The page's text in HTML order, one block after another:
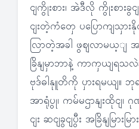
ငျကွိုးစား၊ အဲဒီလို ကွိုးစားခွ
ငျးတဲ့ကံတှေ ပပြောကျသှား
လြာတဲ့အခါ ဖွဈလာမယ့ျ
ခြိနျမှာဘာနဲ့ ကာကှယျရသ
ဗုဒ်ဓါနုူတိကို ပှားရမယျ။
အာရုံပွု၊ ကမ်မဌာနျးထိုငျ
ငျး ဆငျခွငျပွီး အခြိနျမြာ